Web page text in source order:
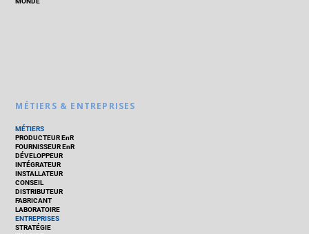
MÉTIERS & ENTREPRISES
MÉTIERS
PRODUCTEUR EnR
FOURNISSEUR EnR
DÉVELOPPEUR
INTÉGRATEUR
INSTALLATEUR
CONSEIL
DISTRIBUTEUR
FABRICANT
LABORATOIRE
ENTREPRISES
STRATÉGIE